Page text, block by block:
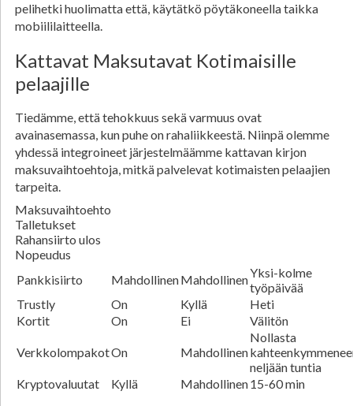
pelihetki huolimatta että, käytätkö pöytäkoneella taikka
mobiililaitteella.
Kattavat Maksutavat Kotimaisille
pelaajille
Tiedämme, että tehokkuus sekä varmuus ovat
avainasemassa, kun puhe on rahaliikkeestä. Niinpä olemme
yhdessä integroineet järjestelmäämme kattavan kirjon
maksuvaihtoehtoja, mitkä palvelevat kotimaisten pelaajien
tarpeita.
Maksuvaihtoehto
Talletukset
Rahansiirto ulos
Nopeudus
Pankkisiirto
MahdollinenMahdollinenYksi-kolme
työpäivää
Trustly
On Kyllä
Heti
Kortit
On Ei Välitön
VerkkolompakotOn Mahdollinen
Nollasta
neljään tuntia
Kryptovaluutat
Kyllä Mahdollinen15-60 min